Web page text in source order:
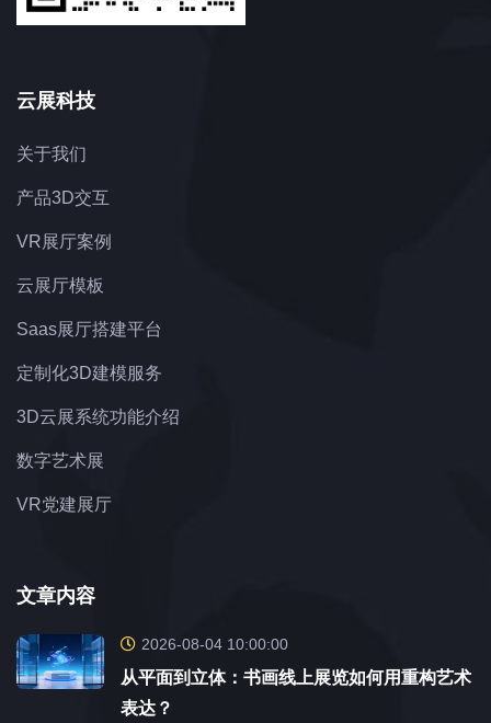
云展科技
关于我们
产品3D交互
VR展厅案例
云展厅模板
Saas展厅搭建平台
定制化3D建模服务
3D云展系统功能介绍
数字艺术展
VR党建展厅
文章内容
2026-08-04 10:00:00
从平面到立体：书画线上展览如何用重构艺术
表达？